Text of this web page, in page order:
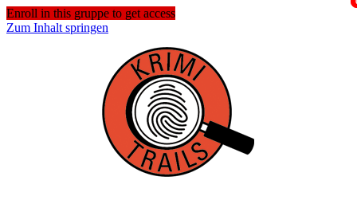
Enroll in this gruppe to get access
Zum Inhalt springen